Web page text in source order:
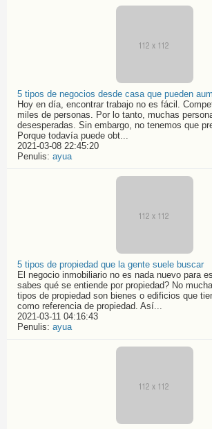
5 tipos de negocios desde casa que pueden
Hoy en día, encontrar trabajo no es fácil.
miles de personas. Por lo tanto, muchas
desesperadas. Sin embargo, no tenemos que
Porque todavía puede obt...
2021-03-08 22:45:20
Penulis: ayua
5 tipos de propiedad que la gente suele buscar
El negocio inmobiliario no es nada nuevo para
sabes qué se entiende por propiedad? No
tipos de propiedad son bienes o edificios que
como referencia de propiedad. Así...
2021-03-11 04:16:43
Penulis: ayua